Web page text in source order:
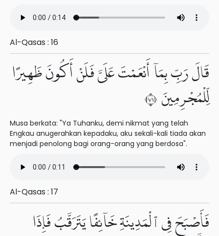
Al-Qasas : 16
قَالَ رَبِّ بِمَآ أَنْعَمْتَ عَلَىَّ فَلَنْ أَكُونَ ظَهِيرًا
لِّلْمُجْرِمِينَ ١٧
Musa berkata: "Ya Tuhanku, demi nikmat yang telah
Engkau anugerahkan kepadaku, aku sekali-kali tiada akan
menjadi penolong bagi orang-orang yang berdosa".
Al-Qasas : 17
فَأَصْبَحَ فِى ٱلْمَدِينَةِ خَآئِفًا يَتَرَقَّبُ فَإِذَا